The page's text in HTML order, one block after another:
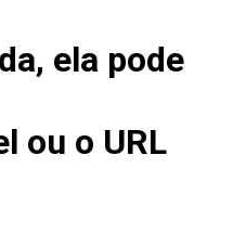
ela pode
ou o URL